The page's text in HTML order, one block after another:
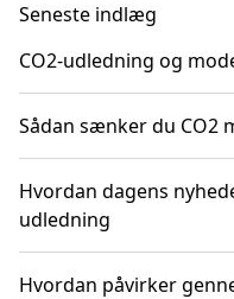
Seneste indlæg
CO2-udledning og
Sådan sænker du CO2
Hvordan dagens
udledning
Hvordan påvirker